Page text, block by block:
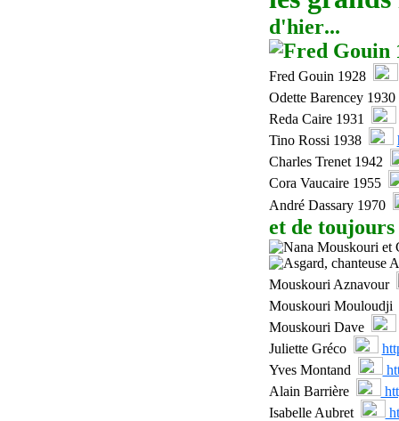
d'hier...
Fred Gouin 1928
Odette Barencey 1930
Reda Caire 1931
Tino Rossi 1938
Charles Trenet 1942
Cora Vaucaire 1955
André Dassary 1970
et de toujours
Mouskouri Aznavour
Mouskouri Mouloudji
Mouskouri Dave
Juliette Gréco
Yves Montand
Alain Barrière
Isabelle Aubret